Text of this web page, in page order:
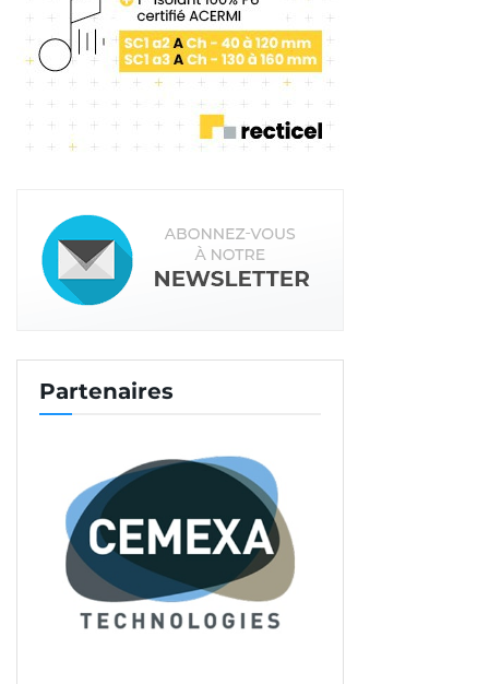
Chapecem
Cemfluid t-mix
Agilia Chape
BASF Saint-Gobain Weber
PRB
Lafarge France Lanko
Partenaires